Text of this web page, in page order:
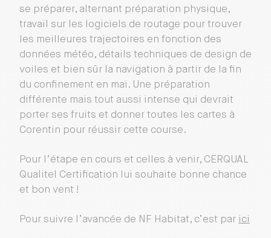
se préparer, alternant préparation physique,
travail sur les logiciels de routage pour trouver
les meilleures trajectoires en fonction des
données météo, détails techniques de design de
voiles et bien sûr la navigation à partir de la fin
du confinement en mai. Une préparation
différente mais tout aussi intense qui devrait
porter ses fruits et donner toutes les cartes à
Corentin pour réussir cette course.
Pour l’étape en cours et celles à venir, CERQUAL
Qualitel Certification lui souhaite bonne chance
et bon vent !
Pour suivre l’avancée de NF Habitat, c’est par ici